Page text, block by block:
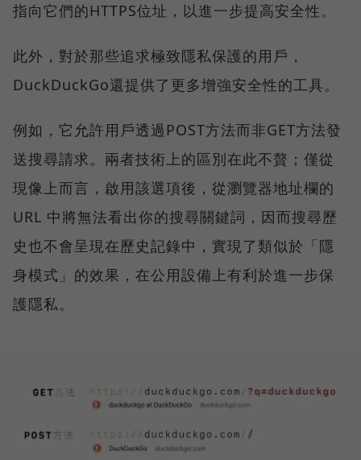
指向它們的HTTPS位址，以進一步提高安全性。
此外，對於那些追求極致隱私保護的用戶，
DuckDuckGo還提供了更多增強安全性的工具。
例如，它允許用戶透過POST方法而非GET方法發
送搜尋請求。兩者技術上的區別在此不贅；僅從
現像上而言，啟用該選項後，從瀏覽器地址欄的
URL 中將無法看出你的搜尋關鍵詞，因而搜尋歷
史也不會呈現在歷史記錄中，實現了類似於「隱
身模式」的效果，在公用設備上有利於進一步保
護隱私。